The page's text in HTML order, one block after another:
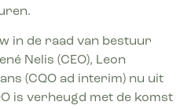
in de raad van bestuur
Nelis (CEO), Leon
(CQO ad interim) nu uit
is verheugd met de komst